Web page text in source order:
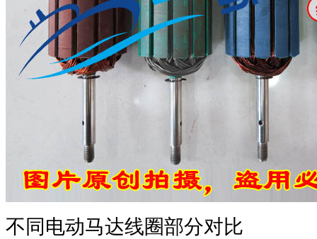
不同电动马达线圈部分对比